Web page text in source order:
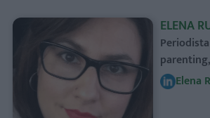
ELENA
Elena